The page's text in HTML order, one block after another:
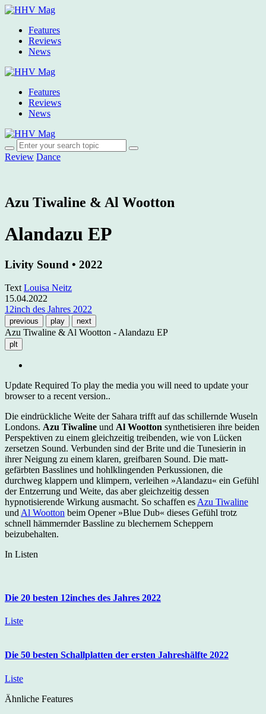
Features
Reviews
News
Features
Reviews
News
Review Dance
Azu Tiwaline & Al Wootton
Alandazu EP
Livity Sound • 2022
Text Louisa Neitz
15.04.2022
12inch des Jahres 2022
previous play next
Azu Tiwaline & Al Wootton - Alandazu EP
plt
Update Required To play the media you will need to update your
browser to a recent version..
Die eindrückliche Weite der Sahara trifft auf das schillernde Wuseln
Londons. Azu Tiwaline und Al Wootton synthetisieren ihre beiden
Perspektiven zu einem gleichzeitig treibenden, wie von Lücken
zersetzen Sound. Verbunden sind der Brite und die Tunesierin in
ihrer Neigung zu einem klaren, greifbaren Sound. Die matt-
gefärbten Basslines und hohlklingenden Perkussionen, die
durchweg klappern und klimpern, verleihen »Alandazu« ein Gefühl
der Entzerrung und Weite, das aber gleichzeitig dessen
hypnotisierende Wirkung ausmacht. So schaffen es Azu Tiwaline
und Al Wootton beim Opener »Blue Dub« dieses Gefühl trotz
schnell hämmernder Bassline zu blechernem Scheppern
beizubehalten.
In Listen
Die 20 besten 12inches des Jahres 2022
Liste
Die 50 besten Schallplatten der ersten Jahreshälfte 2022
Liste
Ähnliche Features